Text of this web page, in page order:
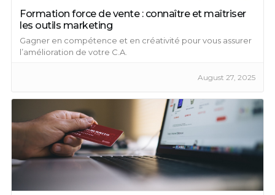
Formation force de vente : connaître et maîtriser
les outils marketing
Gagner en compétence et en créativité pour vous assurer
l’amélioration de votre C.A.
August 27, 2025